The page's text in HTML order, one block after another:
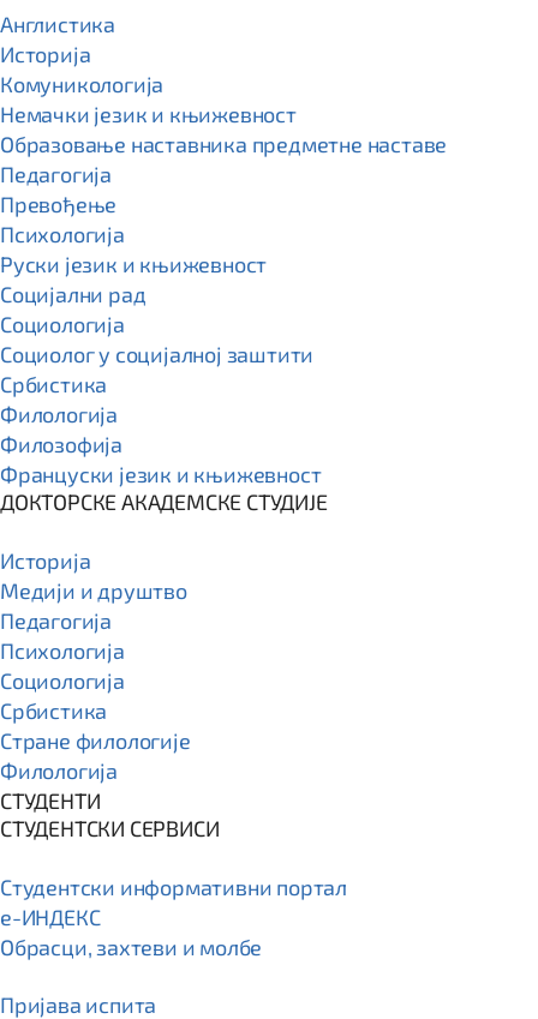
Англистика
Историја
Комуникологија
Немачки језик и књижевност
Образовање наставника предметне наставе
Педагогија
Превођење
Психологија
Руски језик и књижевност
Социјални рад
Социологија
Социолог у социјалној заштити
Србистика
Филологија
Филозофија
Француски језик и књижевност
ДОКТОРСКЕ АКАДЕМСКЕ СТУДИЈЕ
Историја
Медији и друштво
Педагогија
Психологија
Социологија
Србистика
Стране филологије
Филологија
СТУДЕНТИ
СТУДЕНТСКИ СЕРВИСИ
Студентски информативни портал
e-ИНДЕКС
Обрасци, захтеви и молбе
Пријава испита